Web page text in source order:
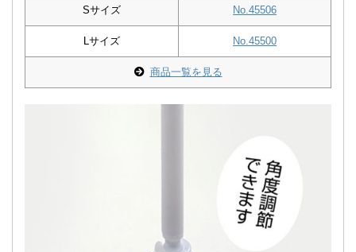
Sサイズ No.45506
Lサイズ No.45500
商品一覧を見る